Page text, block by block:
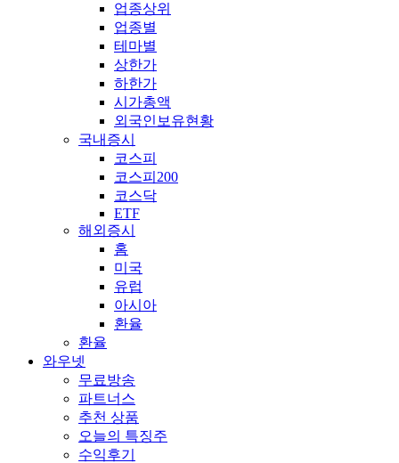
업종상위
업종별
테마별
상한가
하한가
시가총액
외국인보유현황
국내증시
코스피
코스피200
코스닥
ETF
해외증시
홈
미국
유럽
아시아
환율
환율
와우넷
무료방송
파트너스
추천 상품
오늘의 특징주
수익후기